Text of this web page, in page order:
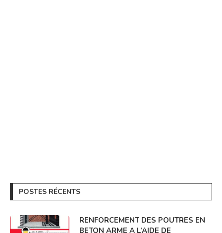
POSTES RÉCENTS
RENFORCEMENT DES POUTRES EN
BETON ARME A L’AIDE DE